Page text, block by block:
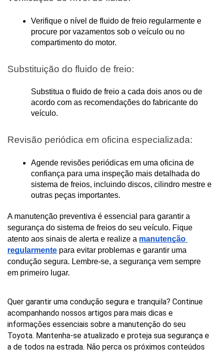
Verifique o nível de fluido de freio regularmente e
procure por vazamentos sob o veículo ou no
compartimento do motor.
Substituição do fluido de freio:
Substitua o fluido de freio a cada dois anos ou de
acordo com as recomendações do fabricante do
veículo.
Revisão periódica em oficina especializada:
Agende revisões periódicas em uma oficina de
confiança para uma inspeção mais detalhada do
sistema de freios, incluindo discos, cilindro mestre e
outras peças importantes.
A manutenção preventiva é essencial para garantir a
segurança do sistema de freios do seu veículo. Fique
atento aos sinais de alerta e realize a manutenção
regularmente para evitar problemas e garantir uma
condução segura. Lembre-se, a segurança vem sempre
em primeiro lugar.
Quer garantir uma condução segura e tranquila? Continue
acompanhando nossos artigos para mais dicas e
informações essenciais sobre a manutenção do seu
Toyota. Mantenha-se atualizado e proteja sua segurança e
a de todos na estrada. Não perca os próximos conteúdos